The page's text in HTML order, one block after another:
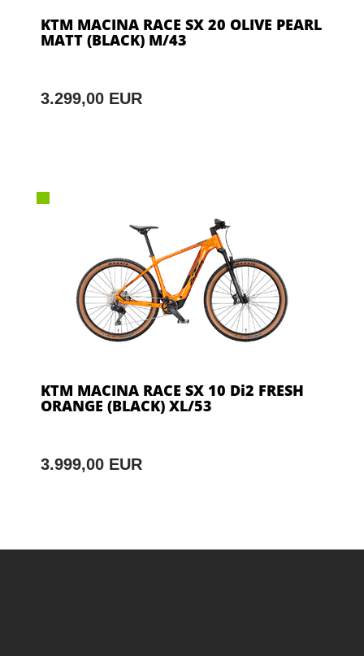
KTM MACINA RACE SX 20 OLIVE PEARL
MATT (BLACK) M/43
3.299,00 EUR
KTM MACINA RACE SX 10 Di2 FRESH
ORANGE (BLACK) XL/53
3.999,00 EUR